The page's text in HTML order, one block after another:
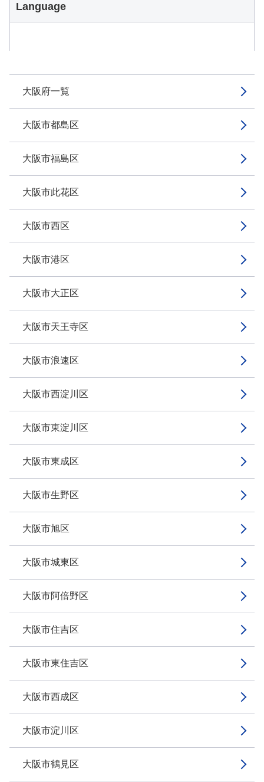
大阪府一覧
大阪市都島区
大阪市福島区
大阪市此花区
大阪市西区
大阪市港区
大阪市大正区
大阪市天王寺区
大阪市浪速区
大阪市西淀川区
大阪市東淀川区
大阪市東成区
大阪市生野区
大阪市旭区
大阪市城東区
大阪市阿倍野区
大阪市住吉区
大阪市東住吉区
大阪市西成区
大阪市淀川区
大阪市鶴見区
Language